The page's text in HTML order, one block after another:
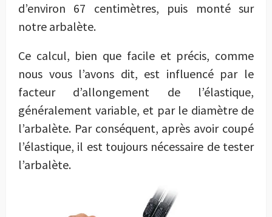
d’environ 67 centimètres, puis monté sur
notre arbalète.
Ce calcul, bien que facile et précis, comme
nous vous l’avons dit, est influencé par le
facteur d’allongement de l’élastique,
généralement variable, et par le diamètre de
l’arbalète. Par conséquent, après avoir coupé
l’élastique, il est toujours nécessaire de tester
l’arbalète.